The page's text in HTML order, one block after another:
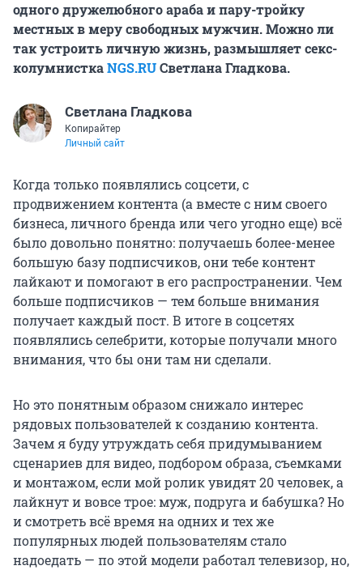
одного дружелюбного араба и пару-тройку
местных в меру свободных мужчин. Можно ли
так устроить личную жизнь, размышляет секс-
колумнисткаNGS.RUСветлана Гладкова.
Светлана Гладкова
Копирайтер
Личный сайт
Когда только появлялись соцсети, с
продвижением контента (а вместе с ним своего
бизнеса, личного бренда или чего угодно еще) всё
было довольно понятно: получаешь более-менее
большую базу подписчиков, они тебе контент
лайкают и помогают в его распространении. Чем
больше подписчиков — тем больше внимания
получает каждый пост. В итоге в соцсетях
появлялись селебрити, которые получали много
внимания, что бы они там ни сделали.
Но это понятным образом снижало интерес
рядовых пользователей к созданию контента.
Зачем я буду утруждать себя придумыванием
сценариев для видео, подбором образа, съемками
и монтажом, если мой ролик увидят 20 человек, а
лайкнут и вовсе трое: муж, подруга и бабушка? Но
и смотреть всё время на одних и тех же
популярных людей пользователям стало
надоедать — по этой модели работал телевизор, но,